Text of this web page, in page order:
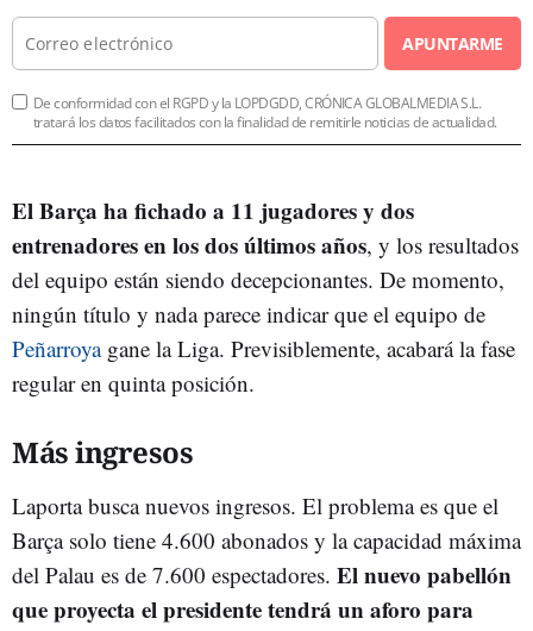
APUNTARME
De conformidad con el RGPD y la LOPDGDD, CRÓNICA GLOBALMEDIA S.L.
tratará los datos facilitados con la finalidad de remitirle noticias de actualidad.
El Barça ha fichado a 11 jugadores y dos
entrenadores en los dos últimos años, y los resultados
del equipo están siendo decepcionantes. De momento,
ningún título y nada parece indicar que el equipo de
Peñarroyagane la Liga. Previsiblemente, acabará la fase
regular en quinta posición.
Más ingresos
Laporta busca nuevos ingresos. El problema es que el
Barça solo tiene 4.600 abonados y la capacidad máxima
del Palau es de 7.600 espectadores. El nuevo pabellón
que proyecta el presidente tendrá un aforo para